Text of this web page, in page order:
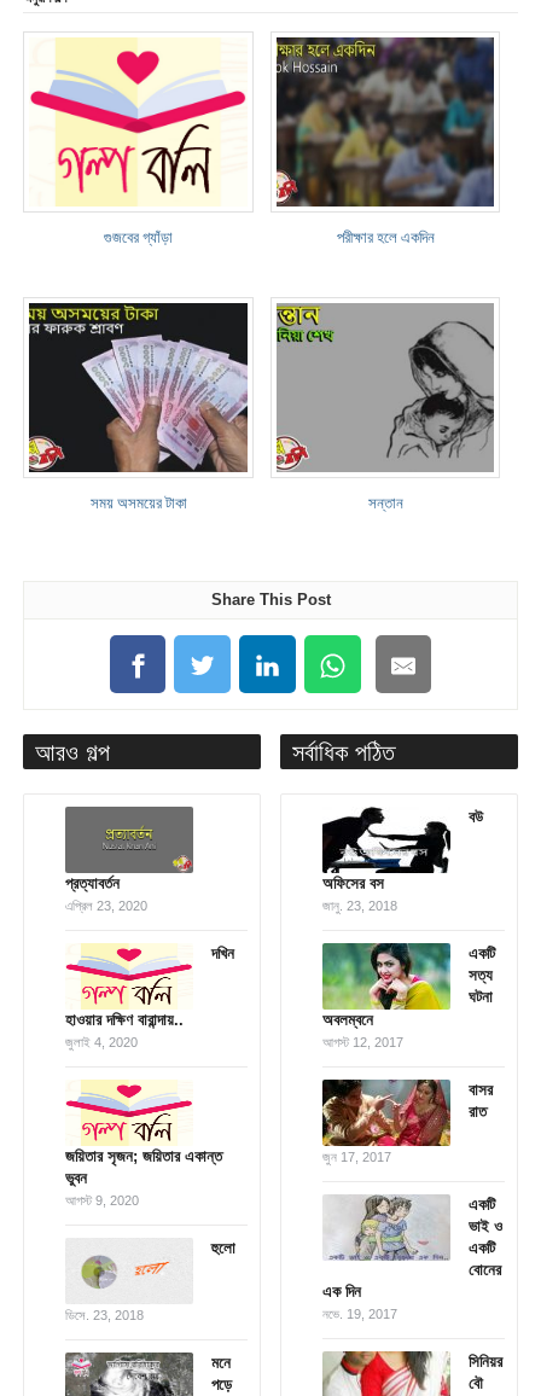
গুজবের গ্যাঁড়া পরীক্ষার হলে একদিন
সময় অসময়ের টাকা সন্তান
Share This Post
আরও গল্প
প্রত্যাবর্তন
এপ্রিল 23, 2020
দখিন
হাওয়ার দক্ষিণ বারান্দায়..
জুলাই 4, 2020
জয়িতার সৃজন; জয়িতার একান্ত
ভুবন
আগস্ট 9, 2020
হুলো
ডিসে. 23, 2018
মনে
পড়ে
সর্বাধিক পঠিত
বউ
অফিসের বস
জানু. 23, 2018
একটি
সত্য
ঘটনা
অবলম্বনে
আগস্ট 12, 2017
বাসর
রাত
জুন 17, 2017
একটি
ভাই ও
একটি
বোনের
এক দিন
নভে. 19, 2017
সিনিয়র
বৌ